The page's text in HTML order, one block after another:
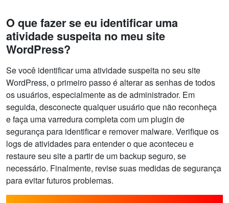
O que fazer se eu identificar uma
atividade suspeita no meu site
WordPress?
Se você identificar uma atividade suspeita no seu site
WordPress, o primeiro passo é alterar as senhas de todos
os usuários, especialmente as de administrador. Em
seguida, desconecte qualquer usuário que não reconheça
e faça uma varredura completa com um plugin de
segurança para identificar e remover malware. Verifique os
logs de atividades para entender o que aconteceu e
restaure seu site a partir de um backup seguro, se
necessário. Finalmente, revise suas medidas de segurança
para evitar futuros problemas.